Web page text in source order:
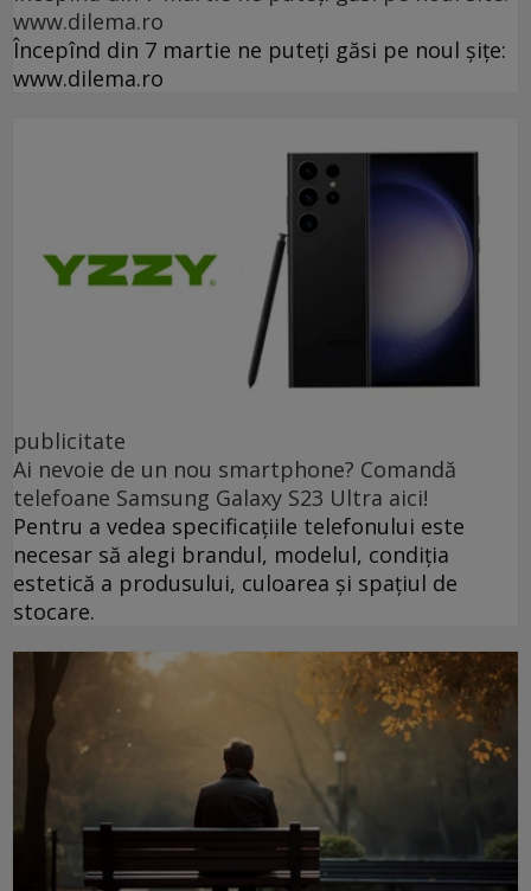
www.dilema.ro
Începînd din 7 martie ne puteți găsi pe noul șițe:
www.dilema.ro
publicitate
Ai nevoie de un nou smartphone? Comandă
telefoane Samsung Galaxy S23 Ultra aici!
Pentru a vedea specificațiile telefonului este
necesar să alegi brandul, modelul, condiția
estetică a produsului, culoarea și spațiul de
stocare.